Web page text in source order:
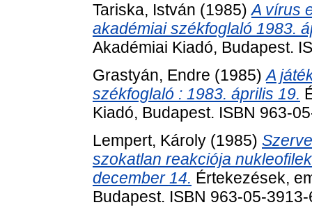
Tariska, István (1985)A vírus
akadémiai székfoglaló 1983.
Akadémiai Kiadó, Budapest.
Grastyán, Endre (1985)A
székfoglaló : 1983. április 19.
Kiadó, Budapest. ISBN 963-
Lempert, Károly (1985)
szokatlan reakciója
december 14. Értekezések,
Budapest. ISBN 963-05-3913-